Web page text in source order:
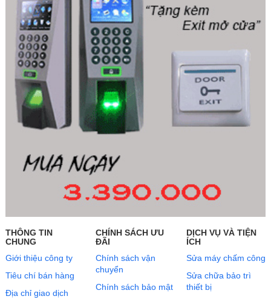
THÔNG TIN
CHUNG
Giới thiệu công ty
Tiêu chí bán hàng
Địa chỉ giao dịch
CHÍNH SÁCH ƯU
ĐÃI
Chính sách vận
chuyển
Chính sách bảo mật
DỊCH VỤ VÀ TIỆN
ÍCH
Sửa máy chấm công
Sửa chữa bảo trì
thiết bị